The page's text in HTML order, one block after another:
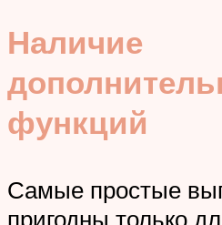
Наличие
функций
Самые простые
пригодны только